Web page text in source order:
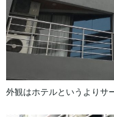
外観はホテルというよりサ